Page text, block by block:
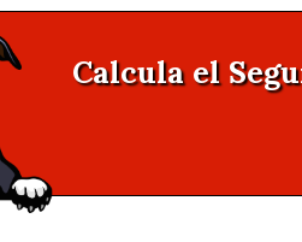
Calcula el